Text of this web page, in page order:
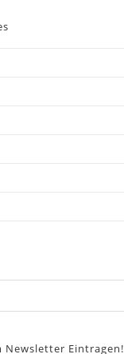
Newsletter Eintragen!